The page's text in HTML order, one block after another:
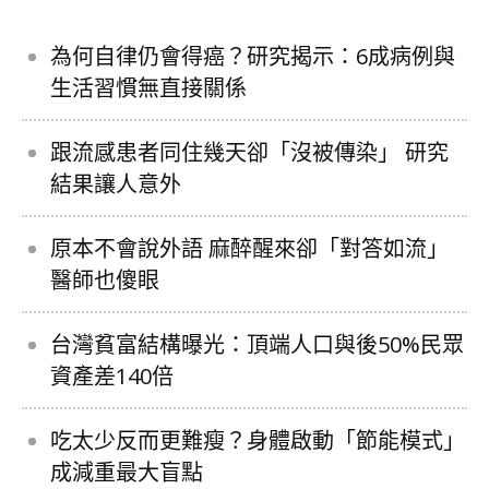
為何自律仍會得癌？研究揭示：6成病例與
生活習慣無直接關係
跟流感患者同住幾天卻「沒被傳染」 研究
結果讓人意外
原本不會說外語 麻醉醒來卻「對答如流」
醫師也傻眼
台灣貧富結構曝光：頂端人口與後50%民眾
資產差140倍
吃太少反而更難瘦？身體啟動「節能模式」
成減重最大盲點